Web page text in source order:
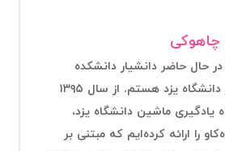
چاهوکی
حال حاضر دانشیار دانشکده
مهندسی کامیپیوتر دانشگاه یزد هستم. از سال ۱۳۹۵
یادگیری ماشین دانشگاه یزد،
را ارائه کرده‌ایم که مبتنی بر